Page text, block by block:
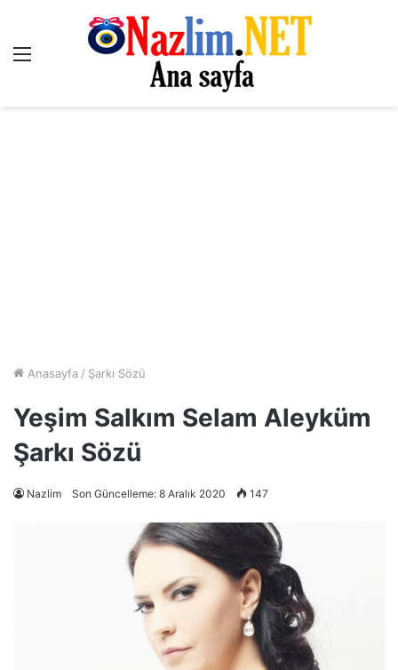
Menü
Anasayfa / Şarkı Sözü
Yeşim Salkım Selam Aleyküm
Şarkı Sözü
Nazlim Son Güncelleme: 8 Aralık 2020 147